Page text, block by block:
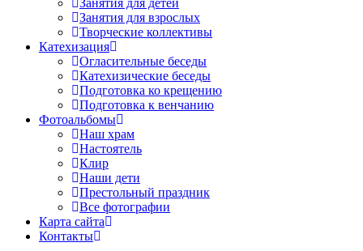
Занятия для взрослых
Творческие коллективы
Катехизация
Огласительные беседы
Катехизические беседы
Подготовка ко крещению
Подготовка к венчанию
Фотоальбомы
Наш храм
Настоятель
Клир
Наши дети
Престольный праздник
Все фотографии
Карта сайта
Контакты